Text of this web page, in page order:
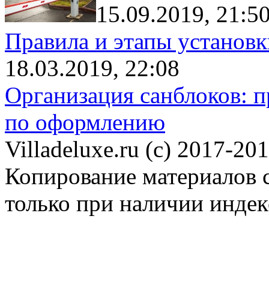
15.09.2019,
Правила и этапы
18.03.2019, 22:08
Организация санблоков:
по оформлению
Villadeluxe.ru (c) 2017-
Копирование материалов
только при наличии